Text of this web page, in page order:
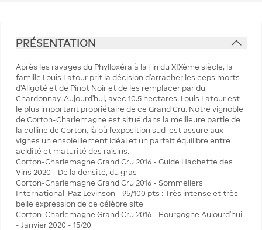
PRÉSENTATION
Après les ravages du Phylloxéra à la fin du XIXème siècle, la
famille Louis Latour prit la décision d'arracher les ceps morts
d'Aligoté et de Pinot Noir et de les remplacer par du
Chardonnay. Aujourd'hui, avec 10.5 hectares, Louis Latour est
le plus important propriétaire de ce Grand Cru. Notre vignoble
de Corton-Charlemagne est situé dans la meilleure partie de
la colline de Corton, là où l'exposition sud-est assure aux
vignes un ensoleillement idéal et un parfait équilibre entre
acidité et maturité des raisins.
Corton-Charlemagne Grand Cru 2016 - Guide Hachette des
Vins 2020 - De la densité, du gras
Corton-Charlemagne Grand Cru 2016 - Sommeliers
International, Paz Levinson - 95/100 pts : Très intense et très
belle expression de ce célèbre site
Corton-Charlemagne Grand Cru 2016 - Bourgogne Aujourd'hui
- Janvier 2020 - 15/20